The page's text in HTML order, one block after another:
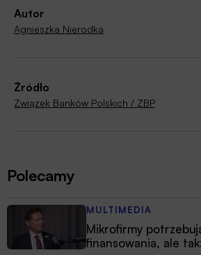
Autor
Agnieszka Nierodka
Źródło
Związek Banków Polskich / ZBP
Polecamy
MULTIMEDIA
Mikrofirmy
finansowania, ale